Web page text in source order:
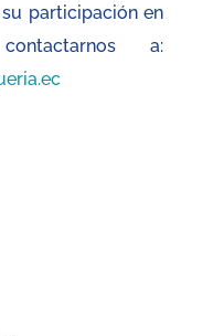
participación en
a: